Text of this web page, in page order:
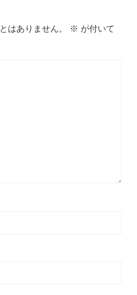
はありません。 ※ が付いて